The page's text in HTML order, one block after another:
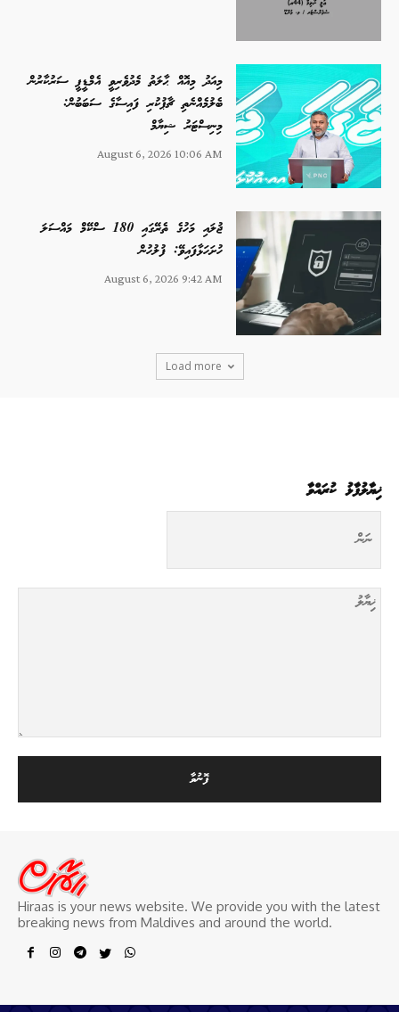
މިއަދު މިއޮއް ޙާލަތު މެދުވެރިވީ އެމްޑީޕީ ސަރުކާރުން
ބެލުމެއްނެތި ޗާޕުކުރި ފައިސާގެ ސަބަބުން:
މިނިސްޓަރު ޝިޔާމް
August 6, 2026 10:06 AM
ޖުލައި މަހުގެ ތެރޭގައި 180 ސްކޭމް މައްސަލަ
ހުށަހަޅާފައިވޭ: ފުލުހުން
August 6, 2026 9:42 AM
Load more
ޚިޔާލުފާޅު ކުރައްވާ
Hiraas is your news website. We provide you with the latest
breaking news from Maldives and around the world.